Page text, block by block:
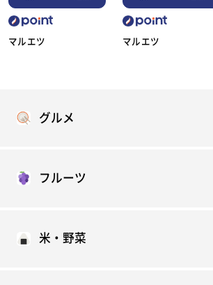
マルエツ マルエツ
グルメ
フルーツ
米・野菜